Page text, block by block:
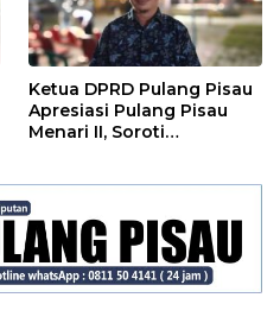
Ketua DPRD Pulang Pisau
Apresiasi Pulang Pisau
Menari II, Soroti